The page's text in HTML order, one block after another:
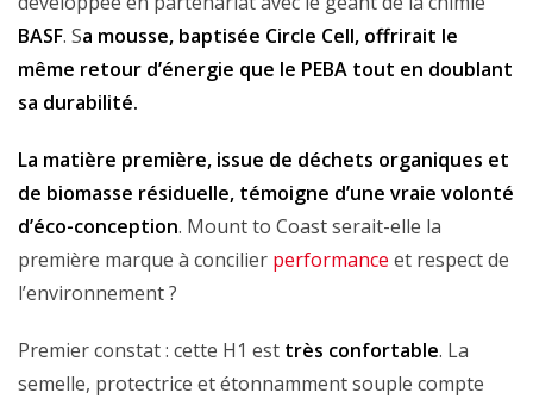
BASF. Sa mousse, baptisée Circle Cell, offrirait le
même retour d’énergie que le PEBA tout en doublant
sa durabilité.
La matière première, issue de déchets organiques et
de biomasse résiduelle, témoigne d’une vraie volonté
d’éco-conception. Mount to Coast serait-elle la
première marque à concilier performance et respect de
l’environnement ?
Premier constat : cette H1 est très confortable. La
semelle, protectrice et étonnamment souple compte